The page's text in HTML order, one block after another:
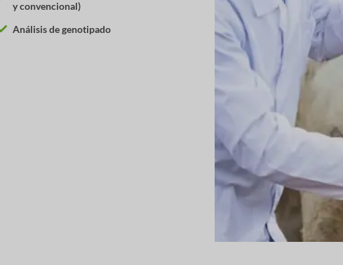
y convencional)
Análisis de genotipado